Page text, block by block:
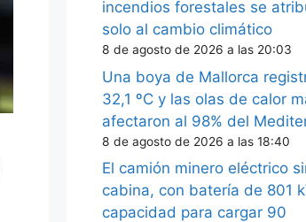
incendios forestales se
solo al cambio climático
8 de agosto de 2026 a las 20:03
Una boya de Mallorca
32,1 ºC y las olas de calor
afectaron al 98% del
8 de agosto de 2026 a las 18:40
El camión minero eléctrico
cabina, con batería de 801
capacidad para cargar 90